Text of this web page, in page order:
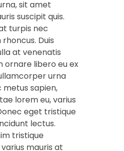
sit amet
suscipit quis.
turpis nec
Duis
at venenatis
ornare libero eu ex
urna
metus sapien,
lorem eu, varius
eget tristique
lectus.
tristique
mauris at